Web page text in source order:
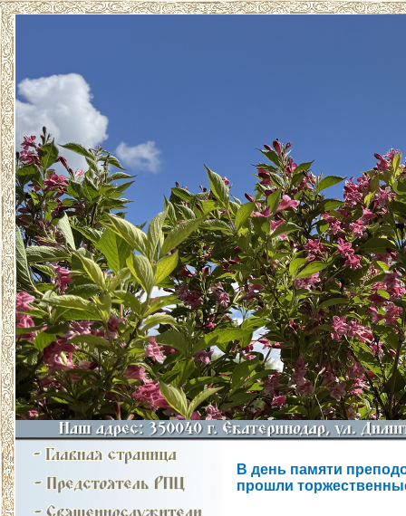
В день памяти
прошли